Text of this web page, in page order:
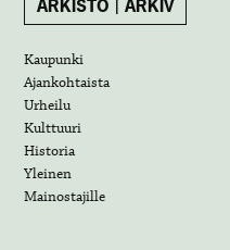
ARKISTO | ARKIV
Kaupunki
Ajankohtaista
Urheilu
Kulttuuri
Historia
Yleinen
Mainostajille